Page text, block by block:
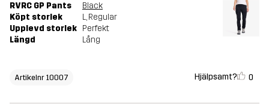
RVRC GP Pants
Black
Köpt storlek
L, Regular
Upplevd storlek Perfekt
Längd
Lång
Artikelnr 10007 Hjälpsamt? 0